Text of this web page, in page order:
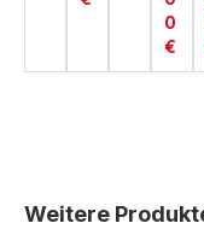
0
€
Produktgalerie
Weitere